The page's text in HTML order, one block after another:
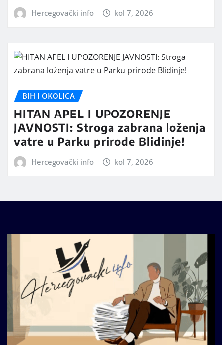
Hercegovački info kol 7, 2026
BIH I OKOLICA
HITAN APEL I UPOZORENJE
JAVNOSTI: Stroga zabrana loženja
vatre u Parku prirode Blidinje!
Hercegovački info kol 7, 2026